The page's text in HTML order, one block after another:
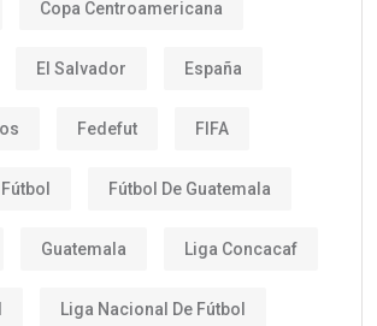
Copa Centroamericana
El Salvador España
Fedefut FIFA
Fútbol Fútbol De Guatemala
Guatemala Liga Concacaf
Liga Nacional De Fútbol